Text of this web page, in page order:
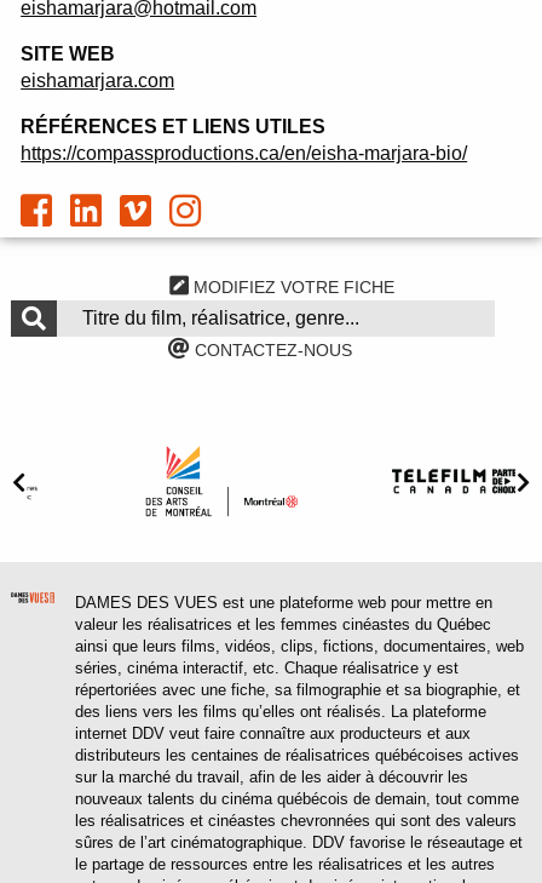
eishamarjara@hotmail.com
SITE WEB
eishamarjara.com
RÉFÉRENCES ET LIENS UTILES
https://compassproductions.ca/en/eisha-marjara-bio/
MODIFIEZ VOTRE FICHE
CONTACTEZ-NOUS
DAMES DES VUES est une plateforme web pour mettre en
valeur les réalisatrices et les femmes cinéastes du Québec
ainsi que leurs films, vidéos, clips, fictions, documentaires, web
séries, cinéma interactif, etc. Chaque réalisatrice y est
répertoriées avec une fiche, sa filmographie et sa biographie, et
des liens vers les films qu’elles ont réalisés. La plateforme
internet DDV veut faire connaître aux producteurs et aux
distributeurs les centaines de réalisatrices québécoises actives
sur la marché du travail, afin de les aider à découvrir les
nouveaux talents du cinéma québécois de demain, tout comme
les réalisatrices et cinéastes chevronnées qui sont des valeurs
sûres de l’art cinématographique. DDV favorise le réseautage et
le partage de ressources entre les réalisatrices et les autres